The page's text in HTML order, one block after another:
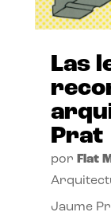
Las
Prat
por Flat
Jaume